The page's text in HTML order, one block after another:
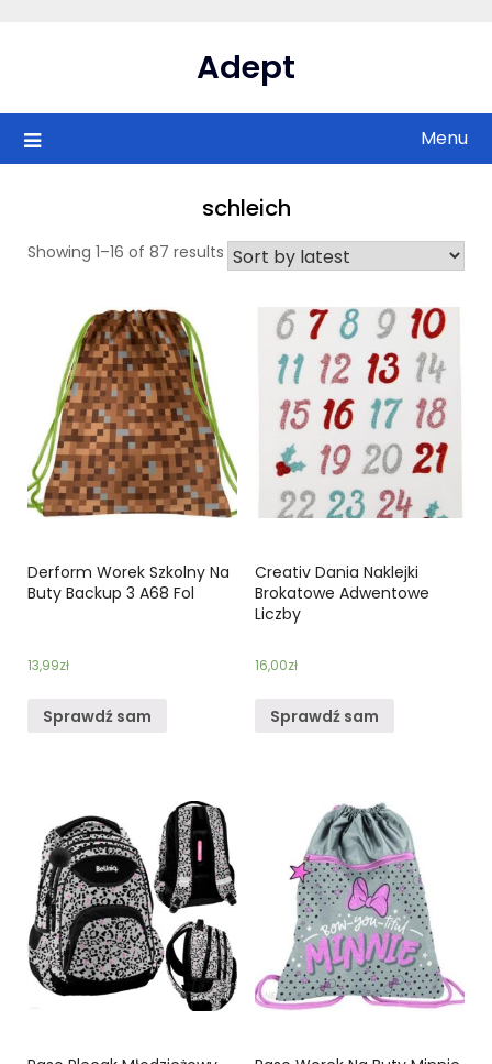
Adept
Menu
schleich
Showing 1–16 of 87 results
Derform Worek Szkolny Na
Buty Backup 3 A68 Fol
13,99zł
Sprawdź sam
Creativ Dania Naklejki
Brokatowe Adwentowe
Liczby
16,00zł
Sprawdź sam